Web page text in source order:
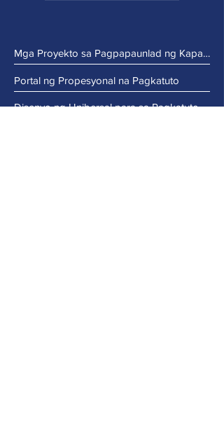
Mga Proyekto sa Pagpapaunlad ng Kapasidad
Portal ng Propesyonal na Pagkatuto
Disenyo ng Unibersal para sa Pagkatuto